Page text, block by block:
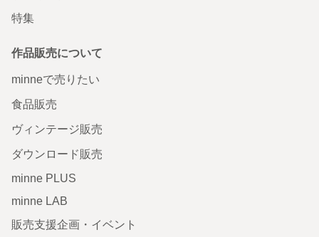
特集
作品販売について
minneで売りたい
食品販売
ヴィンテージ販売
ダウンロード販売
minne PLUS
minne LAB
販売支援企画・イベント